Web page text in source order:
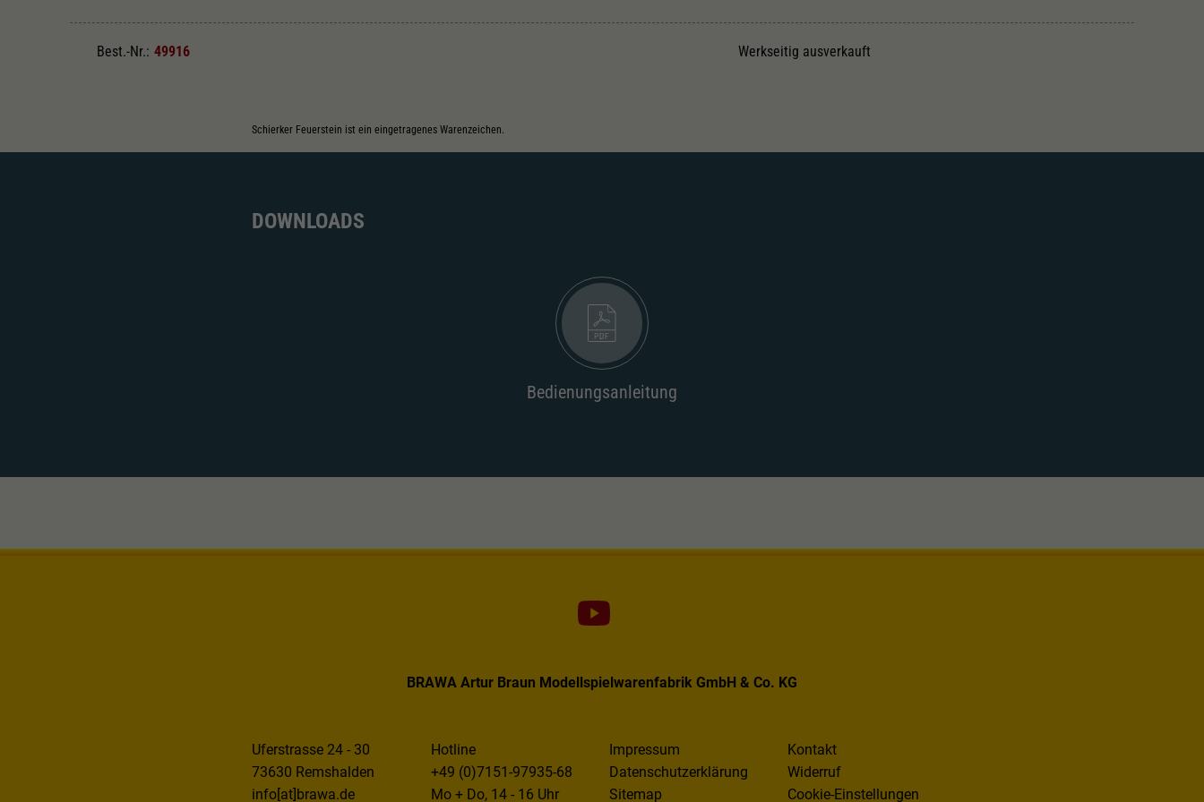
Best.-Nr.: 49916 Werkseitig ausverkauft
Schierker Feuerstein ist ein eingetragenes Warenzeichen.
DOWNLOADS
Bedienungsanleitung
BRAWA Artur Braun Modellspielwarenfabrik GmbH & Co. KG
Uferstrasse 24 - 30
73630 Remshalden
info[at]brawa.de
Hotline
+49 (0)7151-97935-68
Mo + Do, 14 - 16 Uhr
Impressum
Datenschutzerklärung
Sitemap
Kontakt
Widerruf
Cookie-Einstellungen
Zweck
historische Speicherung Ihrer vorgenommen